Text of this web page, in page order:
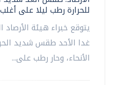
للحرارة رطب ليلا على أغلب
يتوقع خبراء هيئة الأرصاد
غدا الأحد طقس شديد
الأنحاء، وحار رطب على...